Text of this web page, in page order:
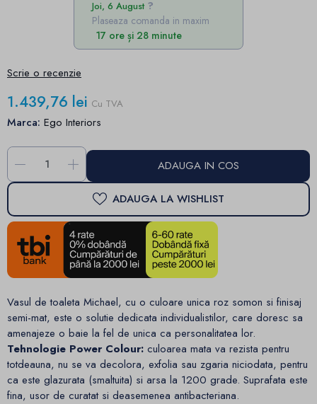
Joi, 6 August
Plaseaza comanda in maxim
17 ore și 28 minute
Scrie o recenzie
1.439,76 lei Cu TVA
Marca: Ego Interiors
- + ADAUGA IN COS
ADAUGA LA WISHLIST
Vasul de toaleta Michael, cu o culoare unica roz somon si finisaj
semi-mat, este o solutie dedicata individualistilor, care doresc sa
amenajeze o baie la fel de unica ca personalitatea lor.
Tehnologie Power Colour: culoarea mata va rezista pentru
totdeauna, nu se va decolora, exfolia sau zgaria niciodata, pentru
ca este glazurata (smaltuita) si arsa la 1200 grade. Suprafata este
fina, usor de curatat si deasemenea antibacteriana.